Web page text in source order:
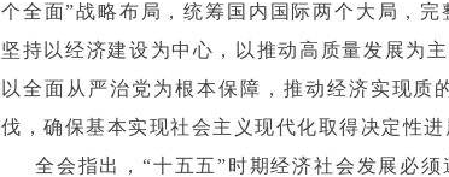
个全面”战略布局，统筹国内国际两个大局，
坚持以经济建设为中心，以推动高质量发展为
以全面从严治党为根本保障，推动经济实现
伐，确保基本实现社会主义现代化取得决定性进
全会指出，“十五五”时期经济社会发展必